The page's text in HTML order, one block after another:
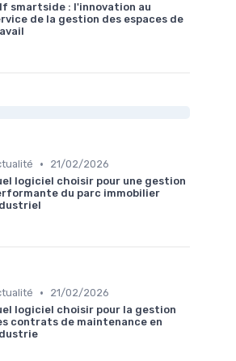
smartside : l'innovation au
de la gestion des espaces de
•
21/02/2026
logiciel choisir pour une gestion
du parc immobilier
•
21/02/2026
logiciel choisir pour la gestion
contrats de maintenance en